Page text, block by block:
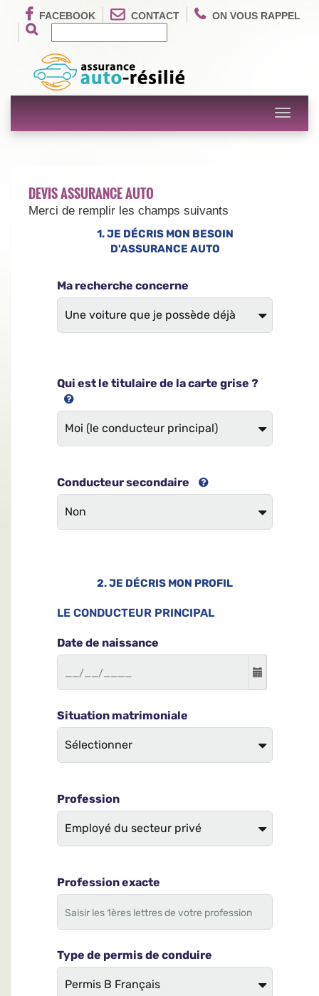
FACEBOOK CONTACT ON VOUS RAPPEL
Toggle
DEVIS ASSURANCE AUTO
Merci de remplir les champs suivants